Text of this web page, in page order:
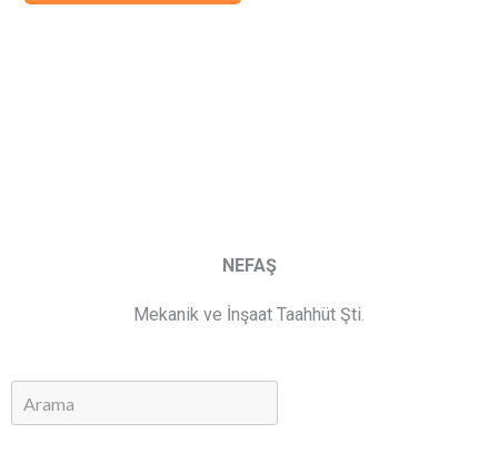
NEFAŞ
Mekanik ve İnşaat Taahhüt Şti.